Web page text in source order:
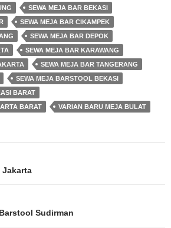
SEWA MEJA BAR BEKASI
SEWA MEJA BAR CIKAMPEK
SEWA MEJA BAR DEPOK
SEWA MEJA BAR KARAWANG
SEWA MEJA BAR TANGERANG
SEWA MEJA BARSTOOL BEKASI
BARAT
BARAT
VARIAN BARU MEJA BULAT
Jakarta
Sudirman